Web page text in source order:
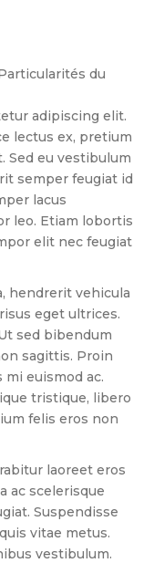
du
adipiscing elit.
lectus ex, pretium
Sed eu vestibulum
semper feugiat id
lacus
leo. Etiam lobortis
elit nec feugiat
hendrerit vehicula
eget ultrices.
sed bibendum
sagittis. Proin
euismod ac.
tristique, libero
felis eros non
laoreet eros
ac scelerisque
Suspendisse
vitae metus.
vestibulum.